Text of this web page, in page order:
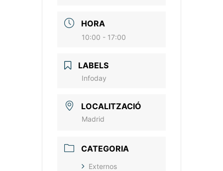
HORA
10:00 - 17:00
LABELS
Infoday
LOCALITZACIÓ
Madrid
CATEGORIA
Externos